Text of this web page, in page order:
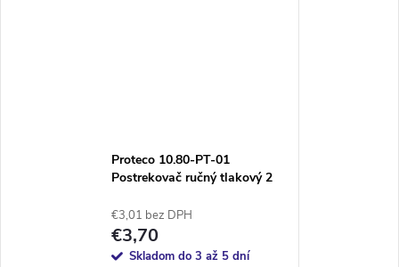
Proteco 10.80-PT-01
Postrekovač ručný tlakový 2
€3,01 bez DPH
€3,70
Skladom do 3 až 5 dní